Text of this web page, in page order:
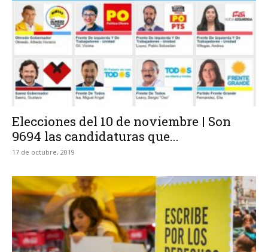
Elecciones del 10 de noviembre | Son
9694 las candidaturas que...
17 de octubre, 2019